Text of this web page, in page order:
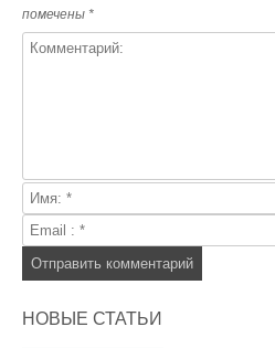
помечены *
НОВЫЕ СТАТЬИ